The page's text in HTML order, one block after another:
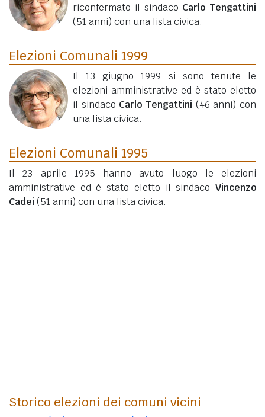
riconfermato il sindaco Carlo Tengattini
(51 anni) con una lista civica.
Elezioni Comunali 1999
Il 13 giugno 1999 si sono tenute le
elezioni amministrative ed è stato eletto
il sindaco Carlo Tengattini (46 anni) con
una lista civica.
Elezioni Comunali 1995
Il 23 aprile 1995 hanno avuto luogo le elezioni
amministrative ed è stato eletto il sindaco Vincenzo
Cadei (51 anni) con una lista civica.
Storico elezioni dei comuni vicini